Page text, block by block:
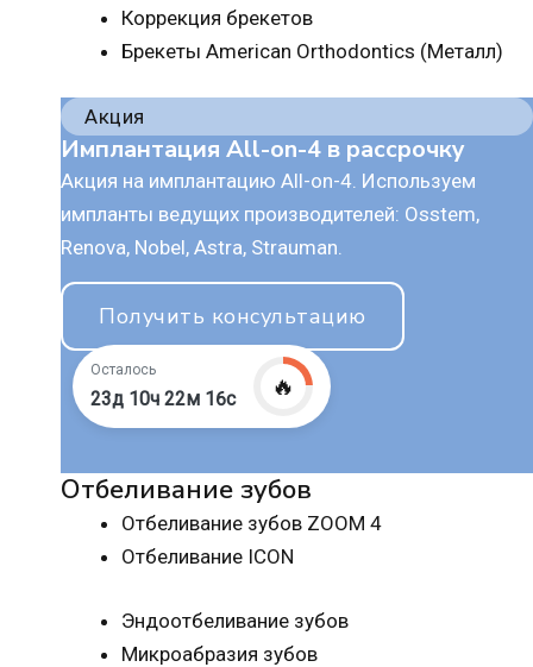
Коррекция брекетов
Брекеты American Orthodontics (Металл)
Акция
Имплантация All-on-4 в рассрочку
Акция на имплантацию All-on-4. Используем
импланты ведущих производителей: Osstem,
Renova, Nobel, Astra, Strauman.
Получить консультацию
Осталось
23д 10ч 22м 15с 🔥
Отбеливание зубов
Отбеливание зубов ZOOM 4
Отбеливание ICON
Эндоотбеливание зубов
Микроабразия зубов